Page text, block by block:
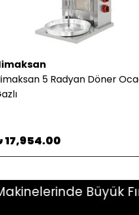
5 Radyan Döner
17,954.00
Büyük